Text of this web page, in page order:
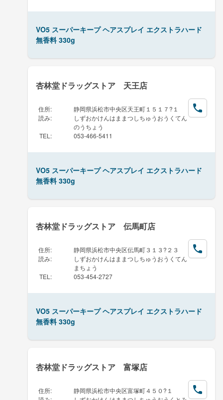
VO5 スーパーキープ ヘアスプレイ エクストラハード
無香料 330g
杏林堂ドラッグストア 天王店
住所:
静岡県浜松市中央区天王町１５１７?１
読み:
しずおかけんはままつしちゅうおうくてん
のうちょう
TEL : 053-466-5411
VO5 スーパーキープ ヘアスプレイ エクストラハード
無香料 330g
杏林堂ドラッグストア 伝馬町店
住所:
静岡県浜松市中央区伝馬町３１３?２３
読み:
しずおかけんはままつしちゅうおうくてん
まちょう
TEL : 053-454-2727
VO5 スーパーキープ ヘアスプレイ エクストラハード
無香料 330g
杏林堂ドラッグストア 富塚店
住所:
静岡県浜松市中央区富塚町４５０?１